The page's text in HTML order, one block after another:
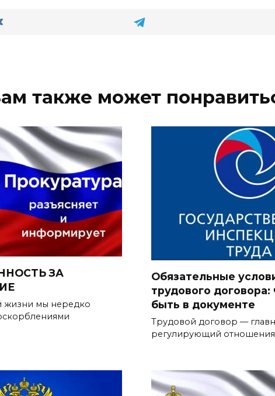
также может
ЗА
жизни мы нередко
Обязательные
трудового
быть в документе
Трудовой договор —
регулирующий отношения